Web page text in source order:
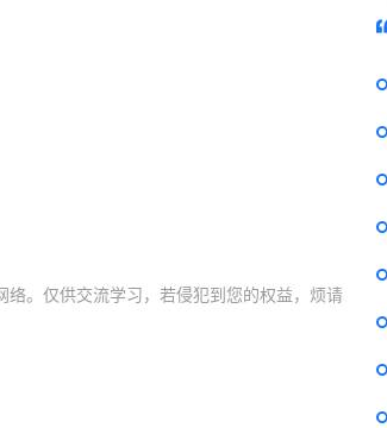
。仅供交流学习，若侵犯到您的权益，烦请